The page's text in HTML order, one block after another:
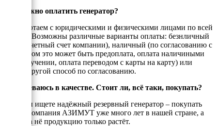
Как можно оплатить генератор?
Мы работаем с юридическими и физическими лицами по всей
России. Возможны различные варианты оплаты: безнличный
(на рассчетный счет компании), наличный (по согласованию с
енеджером это может быть предоплата, оплата наличиными
при получении, оплата переводом с карты на карту) или
любой другой способ по согласованию.
Я сомневаюсь в качестве. Стоит ли, всё таки, покупать?
Если Вы ищете надёжный резервный генератор – покупать
стоит! Компания АЗИМУТ уже много лет в нашей стране, а
спрос на нё продукцию только растёт.